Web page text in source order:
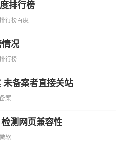
排行榜
排行榜百度
情况
排行榜
未备案者直接关站
备案
测网页兼容性
微软